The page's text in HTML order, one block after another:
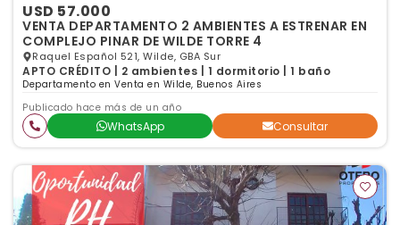
USD 57.000
VENTA DEPARTAMENTO 2 AMBIENTES A ESTRENAR EN
COMPLEJO PINAR DE WILDE TORRE 4
Raquel Español 521, Wilde, GBA Sur
APTO CRÉDITO | 2 ambientes | 1 dormitorio | 1 baño
Departamento en Venta en Wilde, Buenos Aires
Publicado hace más de un año
WhatsApp Consultar